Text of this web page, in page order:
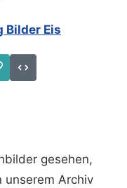
Bilder Eis
Code
gesehen,
unserem Archiv